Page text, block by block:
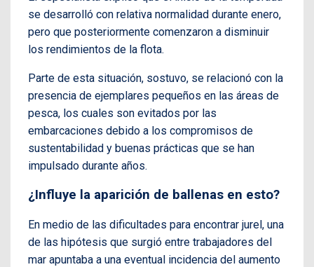
se desarrolló con relativa normalidad durante enero,
pero que posteriormente comenzaron a disminuir
los rendimientos de la flota.
Parte de esta situación, sostuvo, se relacionó con la
presencia de ejemplares pequeños en las áreas de
pesca, los cuales son evitados por las
embarcaciones debido a los compromisos de
sustentabilidad y buenas prácticas que se han
impulsado durante años.
¿Influye la aparición de ballenas en esto?
En medio de las dificultades para encontrar jurel, una
de las hipótesis que surgió entre trabajadores del
mar apuntaba a una eventual incidencia del aumento